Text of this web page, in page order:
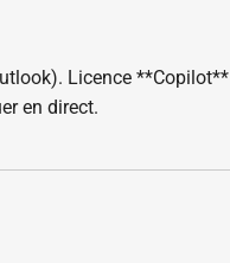
Licence **Copilot**
en direct.